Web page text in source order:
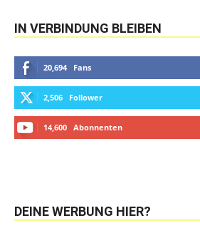
IN VERBINDUNG BLEIBEN
20,694 Fans
2,506 Follower
14,600 Abonnenten
DEINE WERBUNG HIER?